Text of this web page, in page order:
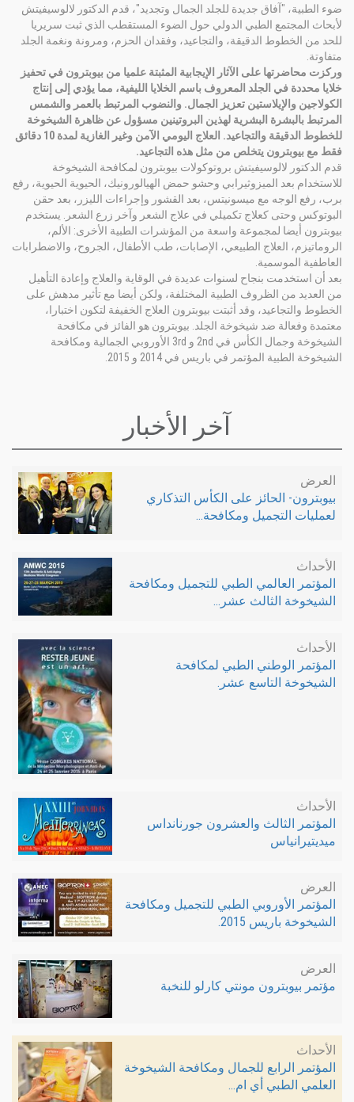
ضوء الطبية، "آفاق جديدة للجلد الجمال وتجديد"، قدم الدكتور لالوسيفيتش
لأبحاث المجتمع الطبي الدولي حول الضوء المستقطب الذي ثبت سريريا
للحد من الخطوط الدقيقة، والتجاعيد، وفقدان الحزم، ومرونة ونغمة الجلد
متفاوتة.
وركزت محاضرتها على الآثار الإيجابية المثبتة علميا من بيوبترون في تحفيز
خلايا محددة في الجلد المعروف باسم الخلايا الليفية، مما يؤدي إلى إنتاج
الكولاجين والإيلاستين تعزيز الجمال. والنضوب المرتبط بالعمر والشمس
المرتبط بالبشرة البشرية لهذين البروتينين مسؤول عن ظاهرة الشيخوخة
للخطوط الدقيقة والتجاعيد. العلاج اليومي الآمن وغير الغازية لمدة 10 دقائق
فقط مع بيوبترون يتخلص من مثل هذه التجاعيد.
قدم الدكتور لالوسيفيتش بروتوكولات بيوبترون لمكافحة الشيخوخة
للاستخدام بعد الميزوثيرابي وحشو حمض الهيالورونيك، الحيوية الحيوية، رفع
برب، رفع الوجه مع ميسونيتس، بعد القشور وإجراءات الليزر، بعد حقن
البوتوكس وحتى كعلاج تكميلي في علاج الشعر وآخر زرع الشعر. يستخدم
بيوبترون أيضا لمجموعة واسعة من المؤشرات الطبية الأخرى: الألم،
الروماتيزم، العلاج الطبيعي، الإصابات، طب الأطفال، الجروح، والاضطرابات
العاطفية الموسمية.
بعد أن استخدمت بنجاح لسنوات عديدة في الوقاية والعلاج وإعادة التأهيل
من العديد من الظروف الطبية المختلفة، ولكن أيضا مع تأثير مدهش على
الخطوط والتجاعيد، وقد أثبتت بيوبترون العلاج الخفيفة لتكون اختبارا،
معتمدة وفعالة ضد شيخوخة الجلد. بيوبترون هو الفائز في مكافحة
الشيخوخة وجمال الكأس في 2nd و 3rd الأوروبي الجمالية ومكافحة
الشيخوخة الطبية المؤتمر في باريس في 2014 و 2015.
آخر الأخبار
العرض
بيوبترون- الحائز على الكأس التذكاري
لعمليات التجميل ومكافحة...
الأحداث
المؤتمر العالمي الطبي للتجميل ومكافحة
الشيخوخة الثالث عشر...
الأحداث
المؤتمر الوطني الطبي لمكافحة
الشيخوخة التاسع عشر.
الأحداث
المؤتمر الثالث والعشرون جورنانداس
ميديتيرانياس
العرض
المؤتمر الأوروبي الطبي للتجميل ومكافحة
الشيخوخة باريس 2015.
العرض
مؤتمر بيوبترون مونتي كارلو للنخبة
الأحداث
المؤتمر الرابع للجمال ومكافحة الشيخوخة
العلمي الطبي أي ام...